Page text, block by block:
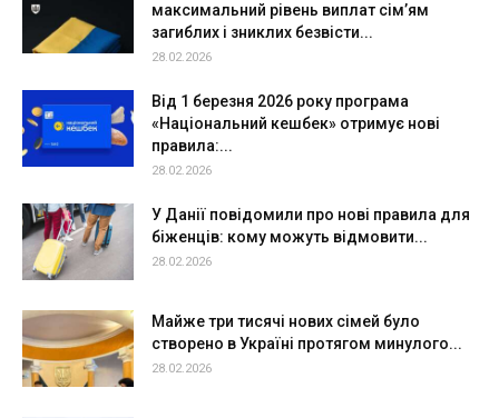
максимальний рівень виплат сім’ям
загиблих і зниклих безвісти...
28.02.2026
Від 1 березня 2026 року програма
«Національний кешбек» отримує нові
правила:...
28.02.2026
У Данії повідомили про нові правила для
біженців: кому можуть відмовити...
28.02.2026
Майже три тисячі нових сімей було
створено в Україні протягом минулого...
28.02.2026